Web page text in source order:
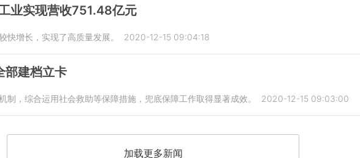
业实现营收751.48亿元
快增长，实现了高质量发展。 2020-12-15 09:04:18
部建档立卡
制，综合运用社会救助等保障措施，兜底保障工作取得显著成效。 2020-12-15 09:03:00
加载更多新闻